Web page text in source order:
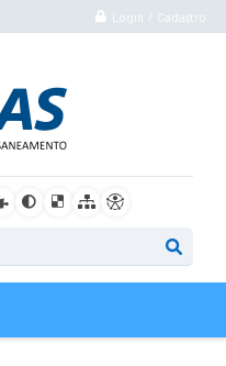
Login / Cadastro